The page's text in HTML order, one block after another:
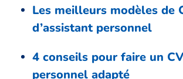
Les meilleurs modèles de
d’assistant personnel
4 conseils pour faire un
personnel adapté